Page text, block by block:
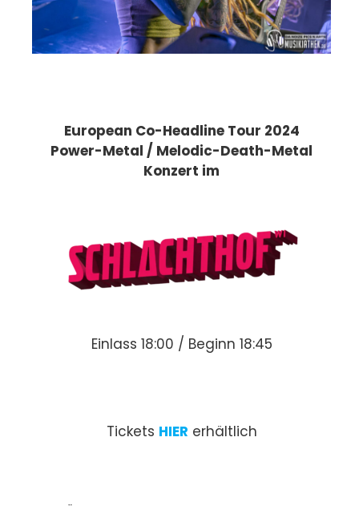
European Co-Headline Tour 2024
Power-Metal / Melodic-Death-Metal
Konzert im
Einlass 18:00 / Beginn 18:45
Tickets HIER erhältlich